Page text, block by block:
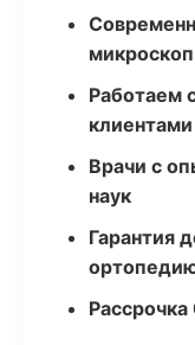
Работаем
клиентами
Врачи с
наук
Гарантия